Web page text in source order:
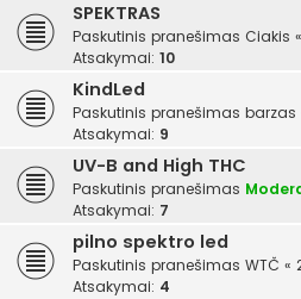
SPEKTRAS
Paskutinis pranešimas Ciakis «
Atsakymai: 10
KindLed
Paskutinis pranešimas barzas
Atsakymai: 9
UV-B and High THC
Paskutinis pranešimas
Atsakymai: 7
pilno spektro led
Paskutinis pranešimas WTČ «
Atsakymai: 4